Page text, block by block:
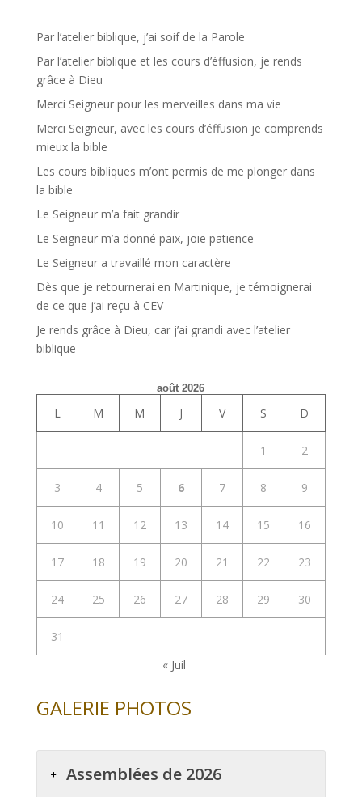
Par l’atelier biblique, j’ai soif de la Parole
Par l’atelier biblique et les cours d’éffusion, je rends
grâce à Dieu
Merci Seigneur pour les merveilles dans ma vie
Merci Seigneur, avec les cours d’éffusion je comprends
mieux la bible
Les cours bibliques m’ont permis de me plonger dans
la bible
Le Seigneur m’a fait grandir
Le Seigneur m’a donné paix, joie patience
Le Seigneur a travaillé mon caractère
Dès que je retournerai en Martinique, je témoignerai
de ce que j’ai reçu à CEV
Je rends grâce à Dieu, car j’ai grandi avec l’atelier
biblique
août 2026
L M M J V S D
1 2
3 4 5 6 7 8 9
10 11 12 13 14 15 16
17 18 19 20 21 22 23
24 25 26 27 28 29 30
31
« Juil
GALERIE PHOTOS
Assemblées de 2026